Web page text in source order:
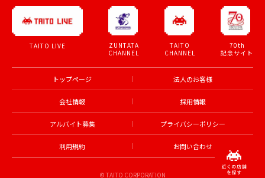
TAITO LIVE
ZUNTATA
CHANNEL
TAITO
CHANNEL
70th
記念サイト
トップページ 法人のお客様
会社情報 採用情報
アルバイト募集 プライバシーポリシー
利用規約 お問い合わせ
© TAITO CORPORATION